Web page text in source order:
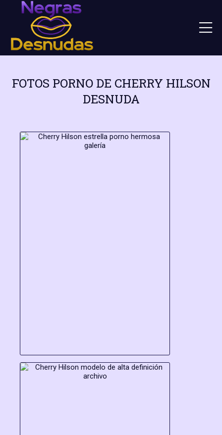
FOTOS PORNO DE CHERRY HILSON
DESNUDA